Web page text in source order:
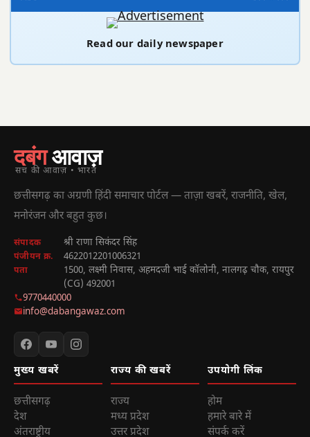
Read our daily newspaper
दबंगआवाज़
सच की आवाज़ • भारत
छत्तीसगढ़ का अग्रणी हिंदी समाचार पोर्टल — ताज़ा खबरें, राजनीति, खेल,
मनोरंजन और बहुत कुछ।
संपादक श्री राणा सिकंदर सिंह
पंजीयन क्र. 4622012201006321
पता
1500, लक्ष्मी निवास, अहमदजी भाई कॉलोनी, नालगढ़ चौक, रायपुर
(CG) 492001
9770440000
info@dabangawaz.com
मुख्य खबरें
छत्तीसगढ़
देश
अंतराष्ट्रीय
राज्य की खबरें
राज्य
मध्य प्रदेश
उत्तर प्रदेश
उपयोगी लिंक
होम
हमारे बारे में
संपर्क करें